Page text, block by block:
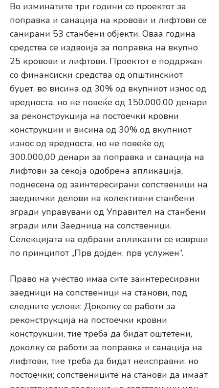
Во изминатите три години со проектот за
поправка и санација на кровови и лифтови се
санирани 53 станбени објекти. Оваа година
средства се издвоија за поправка на вкупно
25 кровови и лифтови. Проектот е поддржан
со финансиски средства од општинскиот
буџет, во висина од 30% од вкупниот износ од
вредноста, но не повеќе од 150.000,00 денари
за реконструкција на постоечки кровни
конструкции и висина од 30% од вкупниот
износ од вредноста, но не повеќе од
300.000,00 денари за поправка и санација на
лифтови за секоја одобрена апликација,
поднесена од заинтересирани сопственици на
заеднички делови на колективни станбени
згради управувани од Управител на станбени
згради или Заедница на сопственици.
Селекцијата на одбрани апликанти се изврши
по принципот „Прв дојден, прв услужен“.
Право на учество имаа сите заинтересирани
заедници на сопственици на станови, под
следните услови: Доколку се работи за
реконструкција на постоечки кровни
конструкции, тие треба да бидат оштетени,
доколку се работи за поправка и санација на
лифтови, тие треба да бидат неисправни, но
постоечки; сопствениците на станови да имаат